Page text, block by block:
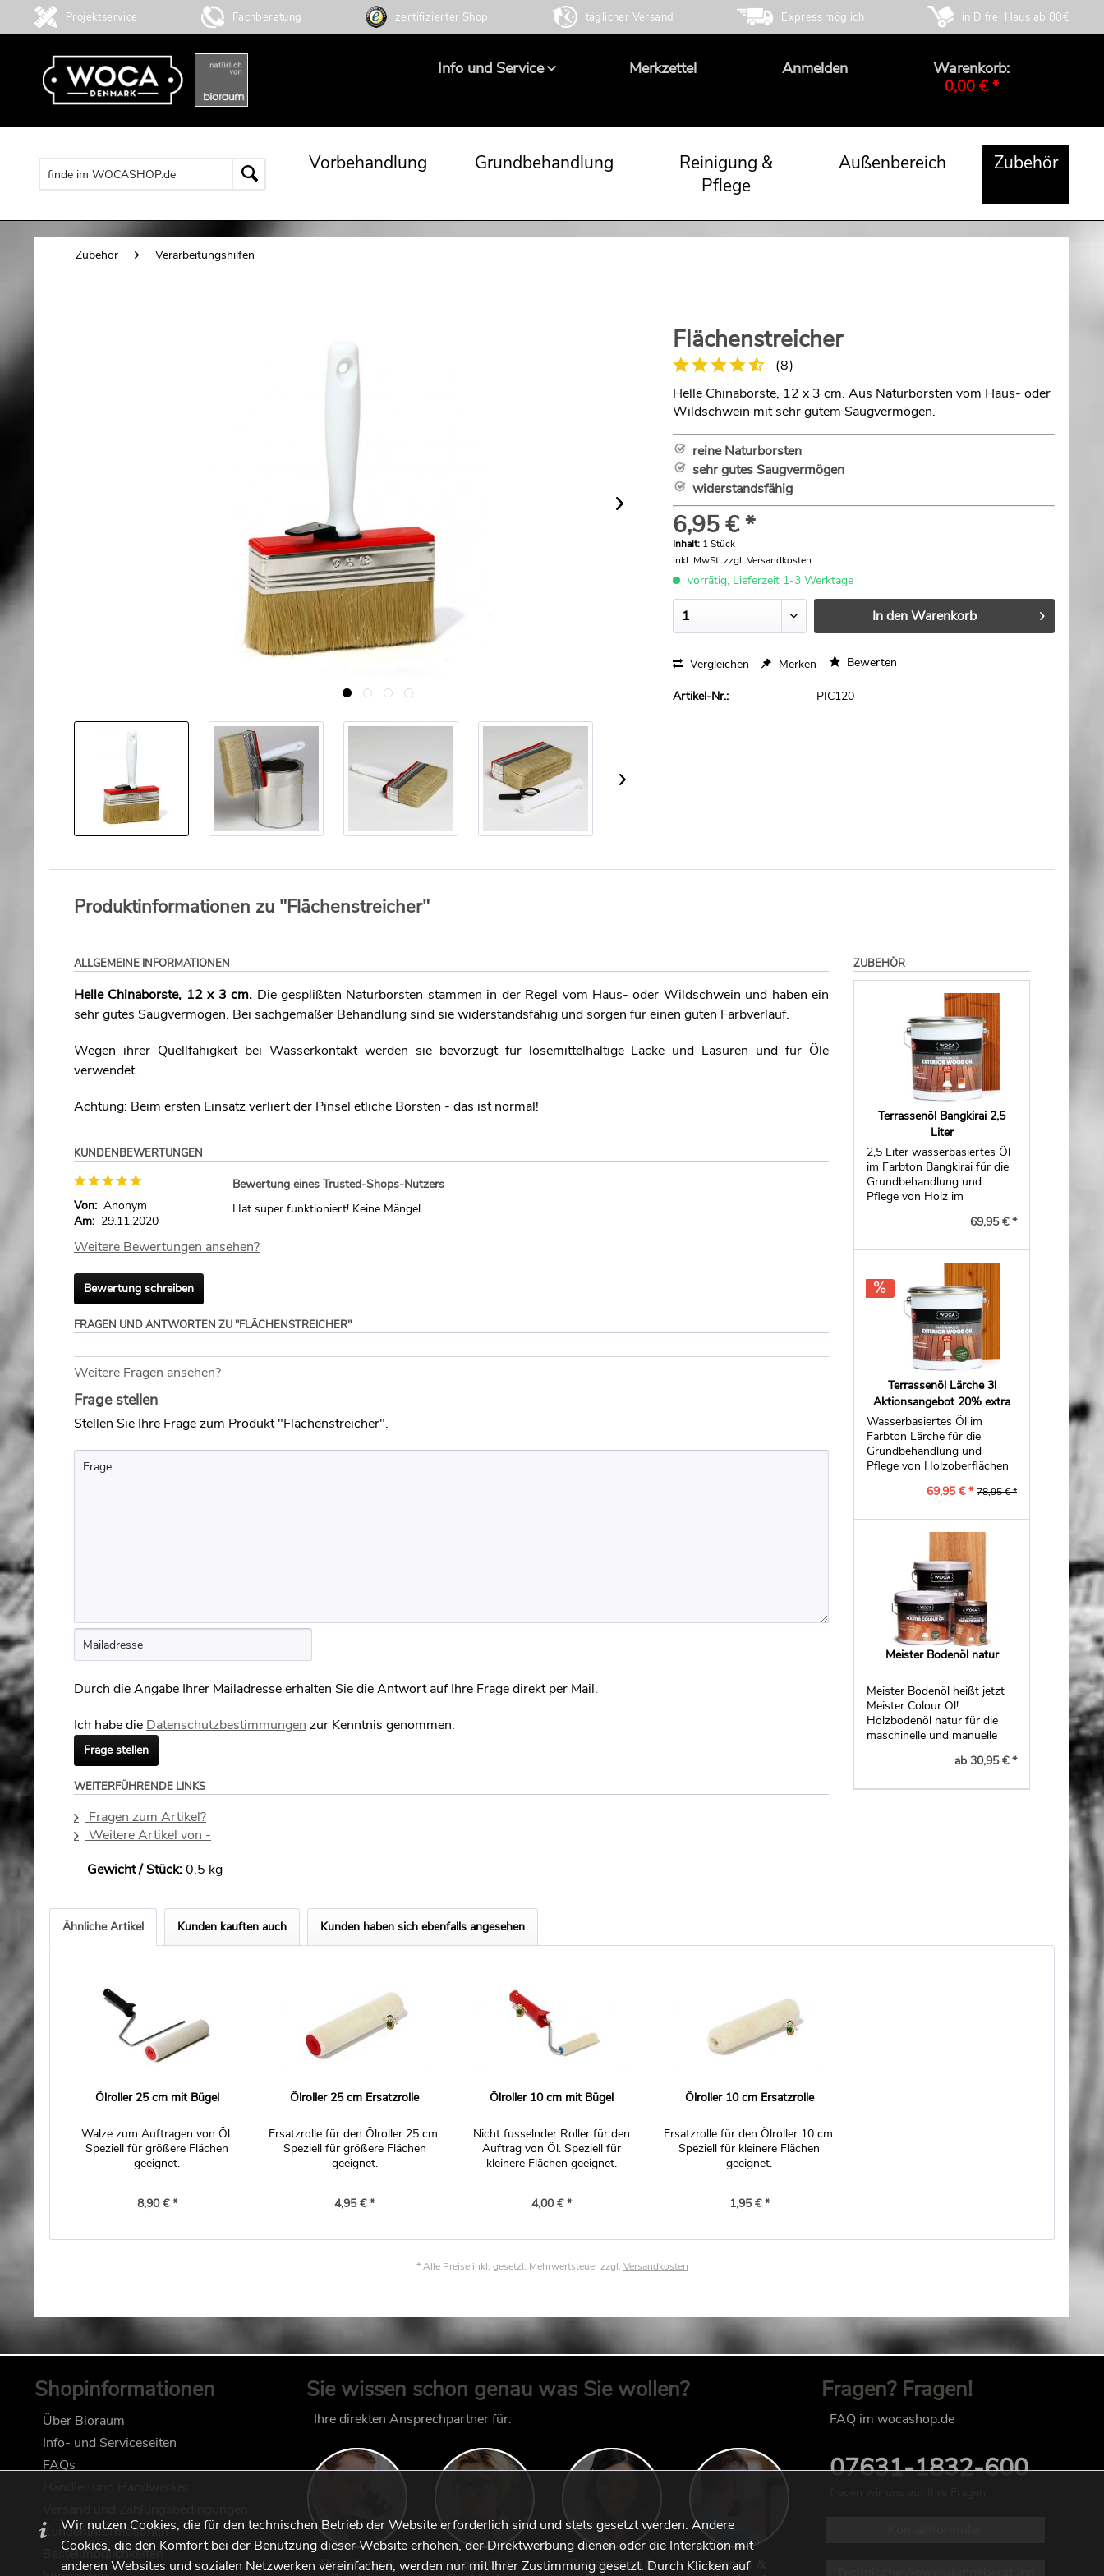
Projektservice Fachberatung zertifizierter Shop täglicher Versand Express möglich in D frei Haus ab 80€
Info und Service Merkzettel Anmelden
Warenkorb:
0,00 € *
Vorbehandlung Grundbehandlung
Reinigung &
Pflege
Außenbereich Zubehör
Zubehör Verarbeitungshilfen
Flächenstreicher
(8)
Helle Chinaborste, 12 x 3 cm. Aus Naturborsten vom Haus- oder
Wildschwein mit sehr gutem Saugvermögen.
reine Naturborsten
sehr gutes Saugvermögen
widerstandsfähig
6,95 € *
Inhalt: 1 Stück
inkl. MwSt. zzgl. Versandkosten
vorrätig, Lieferzeit 1-3 Werktage
In denWarenkorb
Vergleichen Merken Bewerten
Artikel-Nr.: PIC120
Produktinformationen zu "Flächenstreicher"
ALLGEMEINE INFORMATIONEN
Helle Chinaborste, 12 x 3 cm. Die gesplißten Naturborsten stammen in der Regel vom Haus- oder Wildschwein und haben ein
sehr gutes Saugvermögen. Bei sachgemäßer Behandlung sind sie widerstandsfähig und sorgen für einen guten Farbverlauf.
Wegen ihrer Quellfähigkeit bei Wasserkontakt werden sie bevorzugt für lösemittelhaltige Lacke und Lasuren und für Öle
verwendet.
Achtung: Beim ersten Einsatz verliert der Pinsel etliche Borsten - das ist normal!
KUNDENBEWERTUNGEN
Von: Anonym
Am: 29.11.2020
Bewertung eines Trusted-Shops-Nutzers
Hat super funktioniert! Keine Mängel.
Weitere Bewertungen ansehen?
Bewertung schreiben
FRAGEN UND ANTWORTEN ZU "FLÄCHENSTREICHER"
Weitere Fragen ansehen?
Frage stellen
Stellen Sie Ihre Frage zum Produkt "Flächenstreicher".
Durch die Angabe Ihrer Mailadresse erhalten Sie die Antwort auf Ihre Frage direkt per Mail.
Ich habe die Datenschutzbestimmungen zur Kenntnis genommen.
Frage stellen
WEITERFÜHRENDE LINKS
Fragen zum Artikel?
Weitere Artikel von -
Gewicht / Stück:0.5 kg
ZUBEHÖR
Terrassenöl Bangkirai 2,5
Liter
2,5 Liter wasserbasiertes Öl
im Farbton Bangkirai für die
Grundbehandlung und
Pflege von Holz im
69,95 € *
Terrassenöl Lärche 3l
Aktionsangebot 20% extra
Wasserbasiertes Öl im
Farbton Lärche für die
Grundbehandlung und
Pflege von Holzoberflächen
69,95 € * 78,95 € *
Meister Bodenöl natur
Meister Bodenöl heißt jetzt
Meister Colour Öl!
Holzbodenöl natur für die
maschinelle und manuelle
ab 30,95 € *
Ähnliche Artikel Kunden kauften auch Kunden haben sich ebenfalls angesehen
Ölroller 25 cm mit Bügel
Walze zum Auftragen von Öl.
Speziell für größere Flächen
geeignet.
8,90 € *
Ölroller 25 cm Ersatzrolle
Ersatzrolle für den Ölroller 25 cm.
Speziell für größere Flächen
geeignet.
4,95 € *
Ölroller 10 cm mit Bügel
Nicht fusselnder Roller für den
Auftrag von Öl. Speziell für
kleinere Flächen geeignet.
4,00 € *
Ölroller 10 cm Ersatzrolle
Ersatzrolle für den Ölroller 10 cm.
Speziell für kleinere Flächen
geeignet.
1,95 € *
* Alle Preise inkl. gesetzl. Mehrwertsteuer zzgl. Versandkosten
Shopinformationen
Über Bioraum
Info- und Serviceseiten
FAQs
Kundeninformationen
Bestellmöglichkeiten
Sie wissen schon genau was Sie wollen?
Ihre direkten Ansprechpartner für:
Bestellung &
Logistik &
Reklamation &
Handel &
Fragen? Fragen!
FAQ im wocashop.de
07631-1832-600
Wir nutzen Cookies, die für den technischen Betrieb der Website erforderlich sind und stets gesetzt werden. Andere
Cookies, die den Komfort bei der Benutzung dieser Website erhöhen, der Direktwerbung dienen oder die Interaktion mit
anderen Websites und sozialen Netzwerken vereinfachen, werden nur mit Ihrer Zustimmung gesetzt. Durch Klicken auf